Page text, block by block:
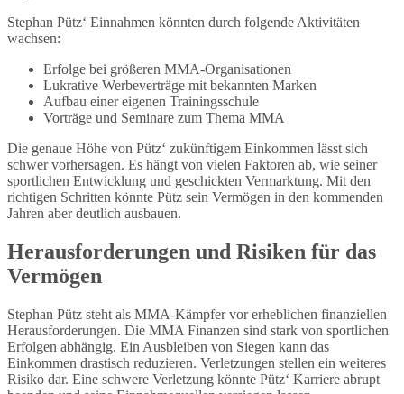
Stephan Pütz‘ Einnahmen könnten durch folgende Aktivitäten
wachsen:
Erfolge bei größeren MMA-Organisationen
Lukrative Werbeverträge mit bekannten Marken
Aufbau einer eigenen Trainingsschule
Vorträge und Seminare zum Thema MMA
Die genaue Höhe von Pütz‘ zukünftigem Einkommen lässt sich
schwer vorhersagen. Es hängt von vielen Faktoren ab, wie seiner
sportlichen Entwicklung und geschickten Vermarktung. Mit den
richtigen Schritten könnte Pütz sein Vermögen in den kommenden
Jahren aber deutlich ausbauen.
Herausforderungen und Risiken für das
Vermögen
Stephan Pütz steht als MMA-Kämpfer vor erheblichen finanziellen
Herausforderungen. Die MMA Finanzen sind stark von sportlichen
Erfolgen abhängig. Ein Ausbleiben von Siegen kann das
Einkommen drastisch reduzieren. Verletzungen stellen ein weiteres
Risiko dar. Eine schwere Verletzung könnte Pütz‘ Karriere abrupt